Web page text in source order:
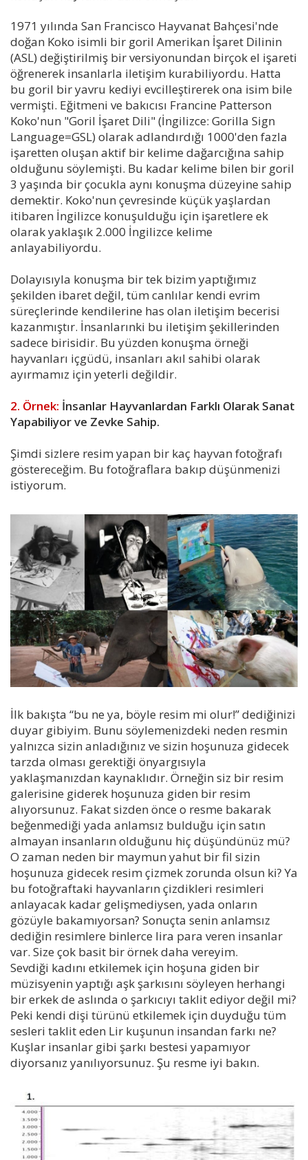
1971 yılında San Francisco Hayvanat Bahçesi'nde
doğan Koko isimli bir goril Amerikan İşaret Dilinin
(ASL) değiştirilmiş bir versiyonundan birçok el işareti
öğrenerek insanlarla iletişim kurabiliyordu. Hatta
bu goril bir yavru kediyi evcilleştirerek ona isim bile
vermişti. Eğitmeni ve bakıcısı Francine Patterson
Koko'nun "Goril İşaret Dili" (İngilizce: Gorilla Sign
Language=GSL) olarak adlandırdığı 1000'den fazla
işaretten oluşan aktif bir kelime dağarcığına sahip
olduğunu söylemişti. Bu kadar kelime bilen bir goril
3 yaşında bir çocukla aynı konuşma düzeyine sahip
demektir. Koko'nun çevresinde küçük yaşlardan
itibaren İngilizce konuşulduğu için işaretlere ek
olarak yaklaşık 2.000 İngilizce kelime
anlayabiliyordu.
Dolayısıyla konuşma bir tek bizim yaptığımız
şekilden ibaret değil, tüm canlılar kendi evrim
süreçlerinde kendilerine has olan iletişim becerisi
kazanmıştır. İnsanlarınki bu iletişim şekillerinden
sadece birisidir. Bu yüzden konuşma örneği
hayvanları içgüdü, insanları akıl sahibi olarak
ayırmamız için yeterli değildir.
2. Örnek: İnsanlar Hayvanlardan Farklı Olarak Sanat
Yapabiliyor ve Zevke Sahip.
Şimdi sizlere resim yapan bir kaç hayvan fotoğrafı
göstereceğim. Bu fotoğraflara bakıp düşünmenizi
istiyorum.
İlk bakışta “bu ne ya, böyle resim mi olur!” dediğinizi
duyar gibiyim. Bunu söylemenizdeki neden resmin
yalnızca sizin anladığınız ve sizin hoşunuza gidecek
tarzda olması gerektiği önyargısıyla
yaklaşmanızdan kaynaklıdır. Örneğin siz bir resim
galerisine giderek hoşunuza giden bir resim
alıyorsunuz. Fakat sizden önce o resme bakarak
beğenmediği yada anlamsız bulduğu için satın
almayan insanların olduğunu hiç düşündünüz mü?
O zaman neden bir maymun yahut bir fil sizin
hoşunuza gidecek resim çizmek zorunda olsun ki? Ya
bu fotoğraftaki hayvanların çizdikleri resimleri
anlayacak kadar gelişmediysen, yada onların
gözüyle bakamıyorsan? Sonuçta senin anlamsız
dediğin resimlere binlerce lira para veren insanlar
var. Size çok basit bir örnek daha vereyim.
Sevdiği kadını etkilemek için hoşuna giden bir
müzisyenin yaptığı aşk şarkısını söyleyen herhangi
bir erkek de aslında o şarkıcıyı taklit ediyor değil mi?
Peki kendi dişi türünü etkilemek için duyduğu tüm
sesleri taklit eden Lir kuşunun insandan farkı ne?
Kuşlar insanlar gibi şarkı bestesi yapamıyor
diyorsanız yanılıyorsunuz. Şu resme iyi bakın.